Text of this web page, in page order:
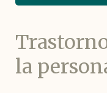
la